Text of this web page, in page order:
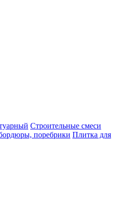
Строительные смеси
поребрики Плитка для